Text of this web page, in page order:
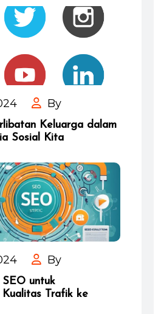
By
Keluarga dalam
Sosial Kita
By
untuk
Trafik ke